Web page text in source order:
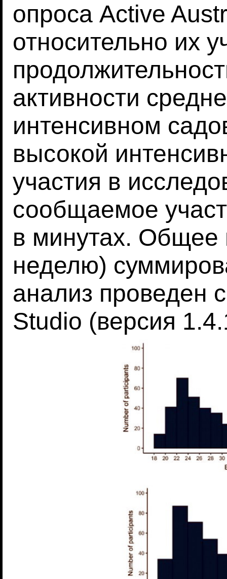
опроса Active
относительно их
активности
интенсивном
высокой
участия в
сообщаемое
в минутах.
неделю)
анализ проведен
Studio (версия